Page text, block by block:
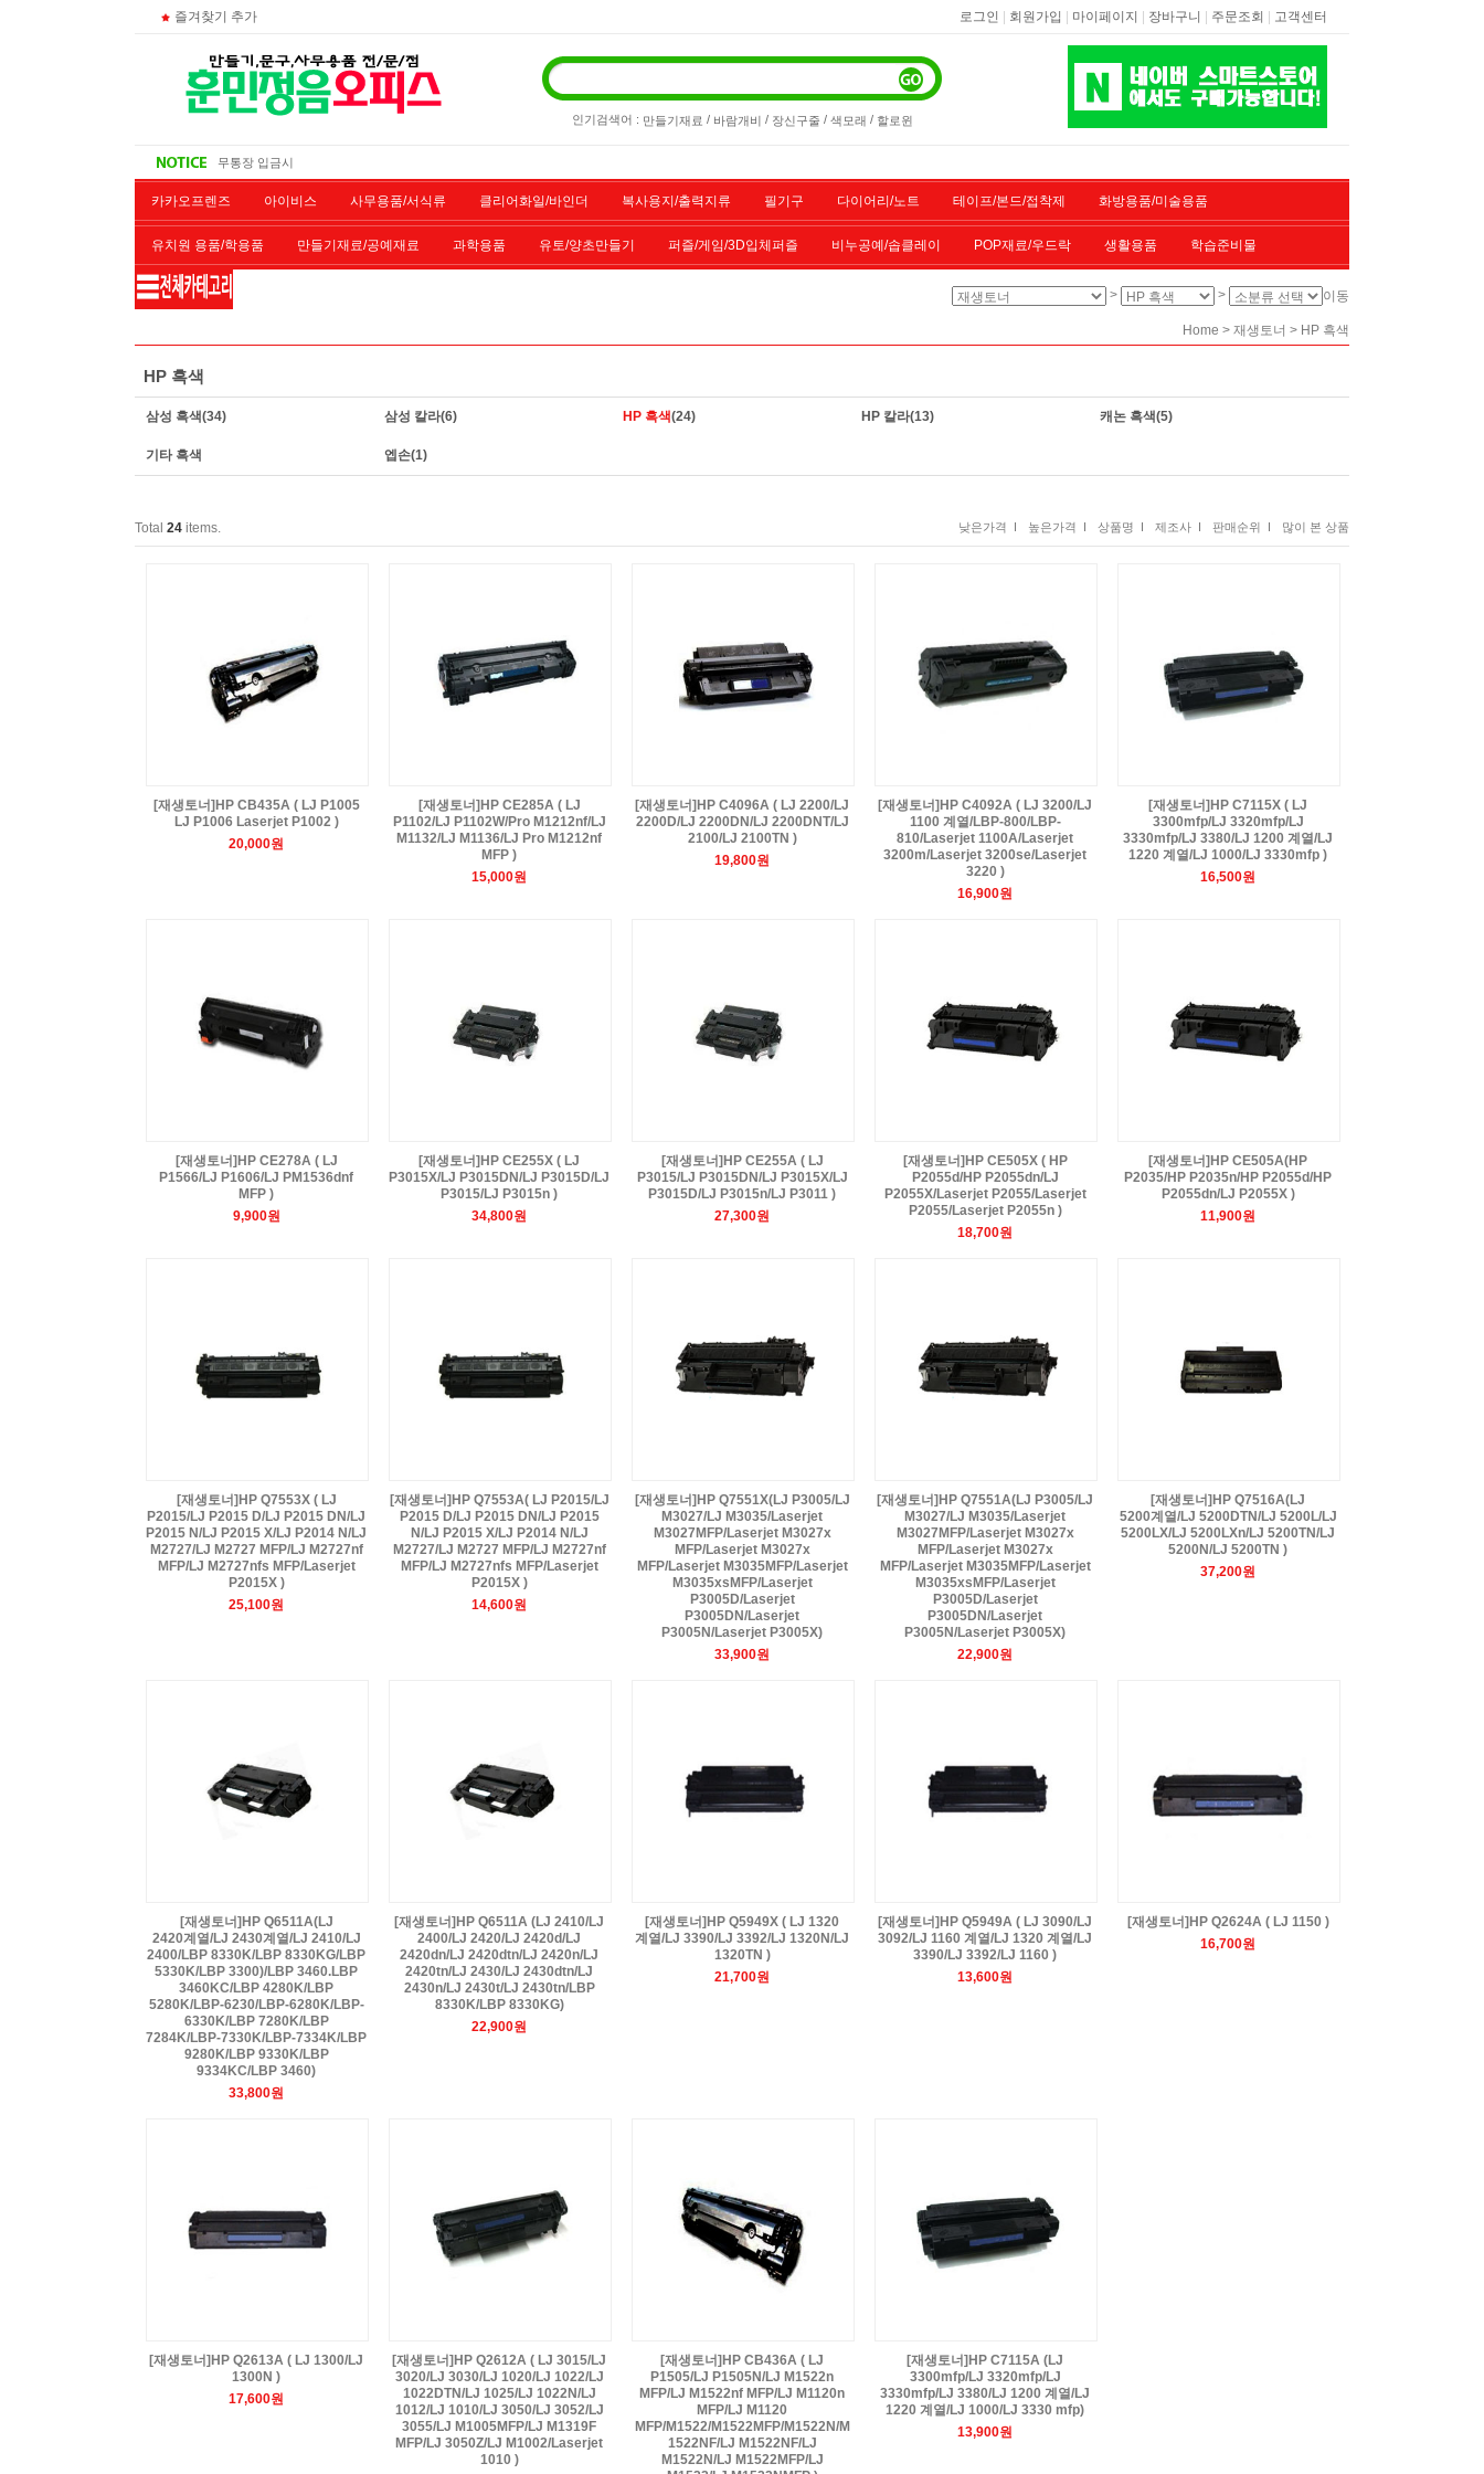
즐겨찾기 추가 로그인 | 회원가입 | 마이페이지 | 장바구니 | 주문조회 | 고객센터
인기검색어 : 만들기재료 / 바람개비 / 장신구줄 / 색모래 / 할로윈
비회원 영수증 출력방법
무통장 입금시
대량 구매시
카카오프렌즈 아이비스 사무용품/서식류 클리어화일/바인더 복사용지/출력지류 필기구 다이어리/노트 테이프/본드/접착제 화방용품/미술용품
유치원 용품/학용품 만들기재료/공예재료 과학용품 유토/양초만들기 퍼즐/게임/3D입체퍼즐 비누공예/솝클레이 POP재료/우드락 생활용품 학습준비물
재단/제본/코팅 > > 이동
Home > 재생토너 > HP 흑색
HP 흑색
삼성 흑색(34) 삼성 칼라(6) HP 흑색(24) HP 칼라(13) 캐논 흑색(5)
기타 흑색 엡손(1)
Total 24 items. 낮은가격 I 높은가격 I 상품명 I 제조사 I 판매순위 I 많이 본 상품
[재생토너]HP CB435A ( LJ P1005
LJ P1006 Laserjet P1002 )
20,000원
[재생토너]HP CE285A ( LJ
P1102/LJ P1102W/Pro M1212nf/LJ
M1132/LJ M1136/LJ Pro M1212nf
MFP )
15,000원
[재생토너]HP C4096A ( LJ 2200/LJ
2200D/LJ 2200DN/LJ 2200DNT/LJ
2100/LJ 2100TN )
19,800원
[재생토너]HP C4092A ( LJ 3200/LJ
1100 계열/LBP-800/LBP-
810/Laserjet 1100A/Laserjet
3200m/Laserjet 3200se/Laserjet
3220 )
16,900원
[재생토너]HP C7115X ( LJ
3300mfp/LJ 3320mfp/LJ
3330mfp/LJ 3380/LJ 1200 계열/LJ
1220 계열/LJ 1000/LJ 3330mfp )
16,500원
[재생토너]HP CE278A ( LJ
P1566/LJ P1606/LJ PM1536dnf
MFP )
9,900원
[재생토너]HP CE255X ( LJ
P3015X/LJ P3015DN/LJ P3015D/LJ
P3015/LJ P3015n )
34,800원
[재생토너]HP CE255A ( LJ
P3015/LJ P3015DN/LJ P3015X/LJ
P3015D/LJ P3015n/LJ P3011 )
27,300원
[재생토너]HP CE505X ( HP
P2055d/HP P2055dn/LJ
P2055X/Laserjet P2055/Laserjet
P2055/Laserjet P2055n )
18,700원
[재생토너]HP CE505A(HP
P2035/HP P2035n/HP P2055d/HP
P2055dn/LJ P2055X )
11,900원
[재생토너]HP Q7553X ( LJ
P2015/LJ P2015 D/LJ P2015 DN/LJ
P2015 N/LJ P2015 X/LJ P2014 N/LJ
M2727/LJ M2727 MFP/LJ M2727nf
MFP/LJ M2727nfs MFP/Laserjet
P2015X )
25,100원
[재생토너]HP Q7553A( LJ P2015/LJ
P2015 D/LJ P2015 DN/LJ P2015
N/LJ P2015 X/LJ P2014 N/LJ
M2727/LJ M2727 MFP/LJ M2727nf
MFP/LJ M2727nfs MFP/Laserjet
P2015X )
14,600원
[재생토너]HP Q7551X(LJ P3005/LJ
M3027/LJ M3035/Laserjet
M3027MFP/Laserjet M3027x
MFP/Laserjet M3027x
MFP/Laserjet M3035MFP/Laserjet
M3035xsMFP/Laserjet
P3005D/Laserjet
P3005DN/Laserjet
P3005N/Laserjet P3005X)
33,900원
[재생토너]HP Q7551A(LJ P3005/LJ
M3027/LJ M3035/Laserjet
M3027MFP/Laserjet M3027x
MFP/Laserjet M3027x
MFP/Laserjet M3035MFP/Laserjet
M3035xsMFP/Laserjet
P3005D/Laserjet
P3005DN/Laserjet
P3005N/Laserjet P3005X)
22,900원
[재생토너]HP Q7516A(LJ
5200계열/LJ 5200DTN/LJ 5200L/LJ
5200LX/LJ 5200LXn/LJ 5200TN/LJ
5200N/LJ 5200TN )
37,200원
[재생토너]HP Q6511A(LJ
2420계열/LJ 2430계열/LJ 2410/LJ
2400/LBP 8330K/LBP 8330KG/LBP
5330K/LBP 3300)/LBP 3460.LBP
3460KC/LBP 4280K/LBP
5280K/LBP-6230/LBP-6280K/LBP-
6330K/LBP 7280K/LBP
7284K/LBP-7330K/LBP-7334K/LBP
9280K/LBP 9330K/LBP
9334KC/LBP 3460)
33,800원
[재생토너]HP Q6511A (LJ 2410/LJ
2400/LJ 2420/LJ 2420d/LJ
2420dn/LJ 2420dtn/LJ 2420n/LJ
2420tn/LJ 2430/LJ 2430dtn/LJ
2430n/LJ 2430t/LJ 2430tn/LBP
8330K/LBP 8330KG)
22,900원
[재생토너]HP Q5949X ( LJ 1320
계열/LJ 3390/LJ 3392/LJ 1320N/LJ
1320TN )
21,700원
[재생토너]HP Q5949A ( LJ 3090/LJ
3092/LJ 1160 계열/LJ 1320 계열/LJ
3390/LJ 3392/LJ 1160 )
13,600원
[재생토너]HP Q2624A ( LJ 1150 )
16,700원
[재생토너]HP Q2613A ( LJ 1300/LJ
1300N )
17,600원
[재생토너]HP Q2612A ( LJ 3015/LJ
3020/LJ 3030/LJ 1020/LJ 1022/LJ
1022DTN/LJ 1025/LJ 1022N/LJ
1012/LJ 1010/LJ 3050/LJ 3052/LJ
3055/LJ M1005MFP/LJ M1319F
MFP/LJ 3050Z/LJ M1002/Laserjet
1010 )
[재생토너]HP CB436A ( LJ
P1505/LJ P1505N/LJ M1522n
MFP/LJ M1522nf MFP/LJ M1120n
MFP/LJ M1120
MFP/M1522/M1522MFP/M1522N/M
1522NF/LJ M1522NF/LJ
M1522N/LJ M1522MFP/LJ
[재생토너]HP C7115A (LJ
3300mfp/LJ 3320mfp/LJ
3330mfp/LJ 3380/LJ 1200 계열/LJ
1220 계열/LJ 1000/LJ 3330 mfp)
13,900원